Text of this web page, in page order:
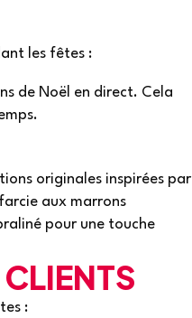
les fêtes :
de Noël en direct. Cela
originales inspirées par
aux marrons
pour une touche
: